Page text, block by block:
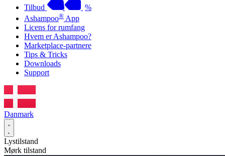
Tilbud
%
Ashampoo® App
Licens for rumfang
Hvem er Ashampoo?
Marketplace-partnere
Tips & Tricks
Downloads
Support
Danmark
Lystilstand
Mørk tilstand